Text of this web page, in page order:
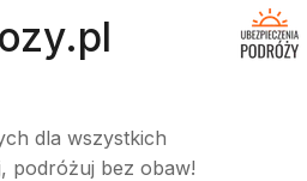
dla wszystkich
podróżuj bez obaw!